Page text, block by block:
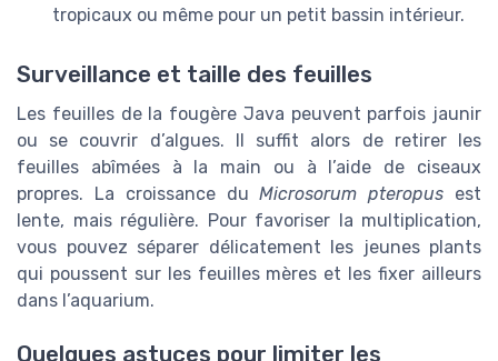
tropicaux ou même pour un petit bassin intérieur.
Surveillance et taille des feuilles
Les feuilles de la fougère Java peuvent parfois jaunir
ou se couvrir d’algues. Il suffit alors de retirer les
feuilles abîmées à la main ou à l’aide de ciseaux
propres. La croissance duMicrosorum pteropus est
lente, mais régulière. Pour favoriser la multiplication,
vous pouvez séparer délicatement les jeunes plants
qui poussent sur les feuilles mères et les fixer ailleurs
dans l’aquarium.
Quelques astuces pour limiter les